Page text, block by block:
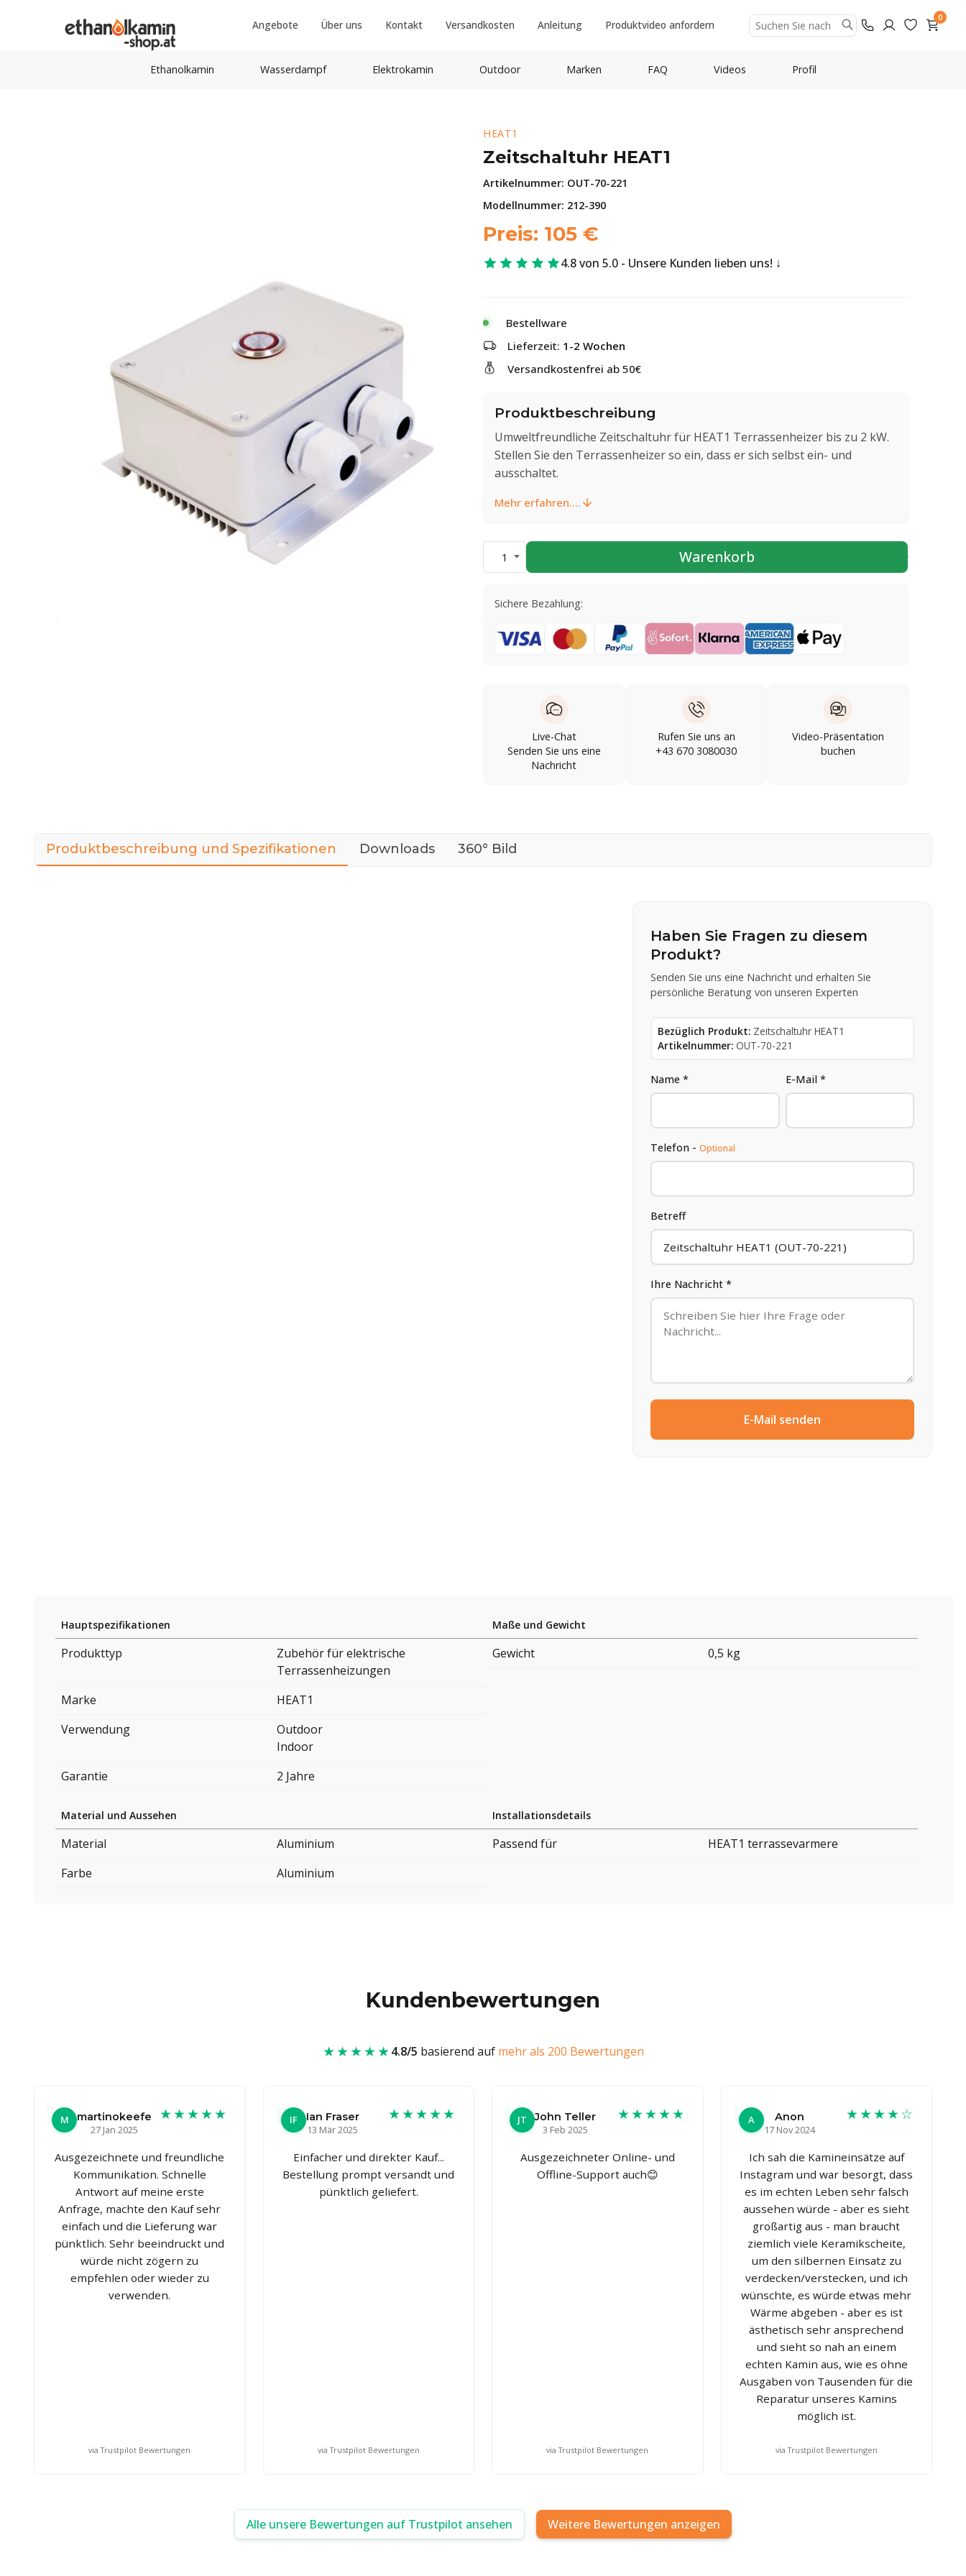
Angebote Über uns Kontakt Versandkosten Anleitung Produktvideo anfordern
0
Ethanolkamin Wasserdampf Elektrokamin Outdoor Marken FAQ Videos Profil
HEAT1
Zeitschaltuhr HEAT1
Artikelnummer: OUT-70-221
Modellnummer: 212-390
Preis: 105 €
4.8 von 5.0 - Unsere Kunden lieben uns!
Bestellware
Lieferzeit: 1-2 Wochen
Versandkostenfrei ab 50€
Produktbeschreibung
Umweltfreundliche Zeitschaltuhr für HEAT1 Terrassenheizer bis zu 2 kW.
Stellen Sie den Terrassenheizer so ein, dass er sich selbst ein- und
ausschaltet.
Mehr erfahren....
1 Warenkorb
Sichere Bezahlung:
Live-Chat
Senden Sie uns eine
Nachricht
Rufen Sie uns an
+43 670 3080030
Video-Präsentation
buchen
Produktbeschreibung und Spezifikationen Downloads 360° Bild
Haben Sie Fragen zu diesem
Produkt?
Senden Sie uns eine Nachricht und erhalten Sie
persönliche Beratung von unseren Experten
Bezüglich Produkt: Zeitschaltuhr HEAT1
Artikelnummer: OUT-70-221
Name * E-Mail *
Telefon -Optional
Betreff
Ihre Nachricht *
E-Mail senden
Hauptspezifikationen
Produkttyp
Zubehör für elektrische
Terrassenheizungen
Marke
HEAT1
Verwendung
Outdoor
Indoor
Garantie
2 Jahre
Maße und Gewicht
Gewicht 0,5 kg
Material und Aussehen
Material
Aluminium
Farbe
Aluminium
Installationsdetails
Passend für HEAT1 terrassevarmere
Kundenbewertungen
★★★★★4.8/5 basierend auf mehr als 200 Bewertungen
M
martinokeefe
27 Jan 2025
★★★★★
Ausgezeichnete und freundliche
Kommunikation. Schnelle
Antwort auf meine erste
Anfrage, machte den Kauf sehr
einfach und die Lieferung war
pünktlich. Sehr beeindruckt und
würde nicht zögern zu
empfehlen oder wieder zu
verwenden.
via Trustpilot Bewertungen
IF
Ian Fraser
13 Mär 2025
★★★★★
Einfacher und direkter Kauf...
Bestellung prompt versandt und
pünktlich geliefert.
via Trustpilot Bewertungen
JT
John Teller
3 Feb 2025
★★★★★
Ausgezeichneter Online- und
Offline-Support auch😊
via Trustpilot Bewertungen
A
Anon
17 Nov 2024
★★★★☆
Ich sah die Kamineinsätze auf
Instagram und war besorgt, dass
es im echten Leben sehr falsch
aussehen würde - aber es sieht
großartig aus - man braucht
ziemlich viele Keramikscheite,
um den silbernen Einsatz zu
verdecken/verstecken, und ich
wünschte, es würde etwas mehr
Wärme abgeben - aber es ist
ästhetisch sehr ansprechend
und sieht so nah an einem
echten Kamin aus, wie es ohne
Ausgaben von Tausenden für die
Reparatur unseres Kamins
möglich ist.
via Trustpilot Bewertungen
Alle unsere Bewertungen auf Trustpilot ansehen Weitere Bewertungen anzeigen